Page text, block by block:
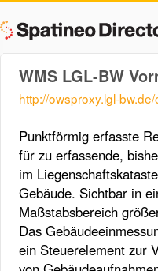
WMS LGL-BW
http://owsproxy.lgl-
Punktförmig erfasste
für zu erfassende,
im
Gebäude. Sichtbar in
Maßstabsbereich
Das
ein Steuerelement zur